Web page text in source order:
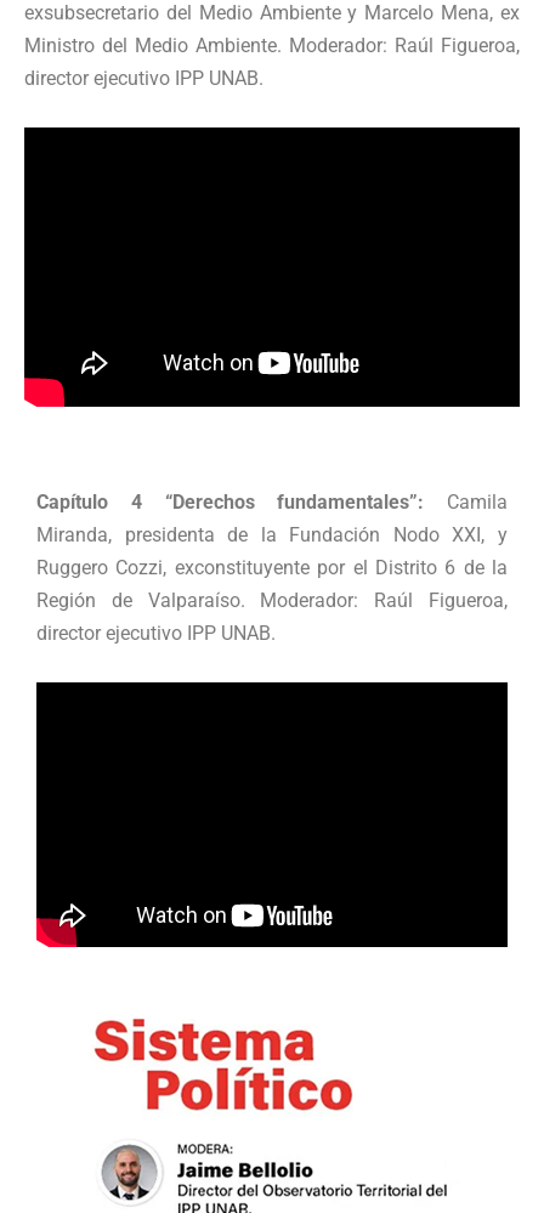
exsubsecretario del Medio Ambiente y Marcelo Mena, ex
Ministro del Medio Ambiente. Moderador: Raúl Figueroa,
director ejecutivo IPP UNAB.
Capítulo 4 “Derechos fundamentales”: Camila
Miranda, presidenta de la Fundación Nodo XXI, y
Ruggero Cozzi, exconstituyente por el Distrito 6 de la
Región de Valparaíso. Moderador: Raúl Figueroa,
director ejecutivo IPP UNAB.